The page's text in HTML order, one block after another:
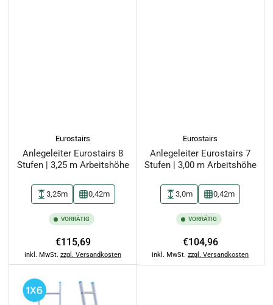
Eurostairs
Anlegeleiter Eurostairs 8
Stufen | 3,25 m Arbeitshöhe
3,25m 0,42m
VORRÄTIG
Normaler
Preis
€115,69
inkl. MwSt. zzgl. Versandkosten
Eurostairs
Anlegeleiter Eurostairs 7
Stufen | 3,00 m Arbeitshöhe
3,0m 0,42m
VORRÄTIG
Normaler
Preis
€104,96
inkl. MwSt. zzgl. Versandkosten